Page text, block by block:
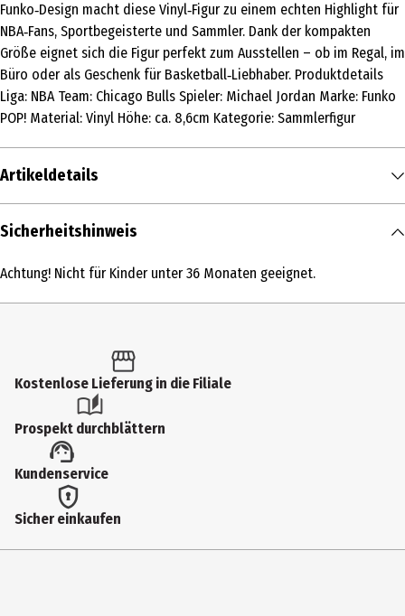
Funko‑Design macht diese Vinyl‑Figur zu einem echten Highlight für
NBA‑Fans, Sportbegeisterte und Sammler. Dank der kompakten
Größe eignet sich die Figur perfekt zum Ausstellen – ob im Regal, im
Büro oder als Geschenk für Basketball‑Liebhaber. Produktdetails
Liga: NBA Team: Chicago Bulls Spieler: Michael Jordan Marke: Funko
POP! Material: Vinyl Höhe: ca. 8,6cm Kategorie: Sammlerfigur
Artikeldetails
Inhalt
Produkttyp
6 Jahre
Artikelnummer des Herstellers
90538
Lizenz (spw)
Funko Sports
Hersteller
Sicherheitshinweis
Achtung! Nicht für Kinder unter 36 Monaten geeignet.
Kostenlose Lieferung in die Filiale
Prospekt durchblättern
Kundenservice
Sicher einkaufen